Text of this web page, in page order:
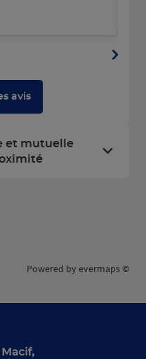
avis
et mutuelle
Powered by evermaps ©